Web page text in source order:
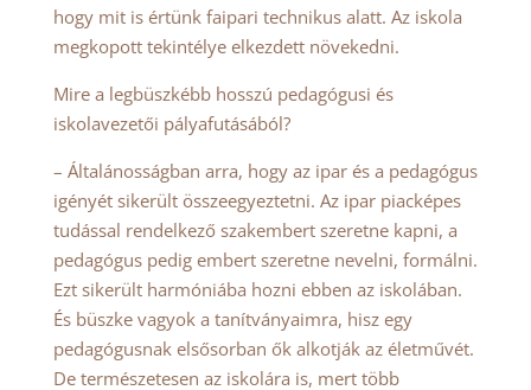
hogy mit is értünk faipari technikus alatt. Az iskola
megkopott tekintélye elkezdett növekedni.
Mire a legbüszkébb hosszú pedagógusi és
iskolavezetői pályafutásából?
– Általánosságban arra, hogy az ipar és a pedagógus
igényét sikerült összeegyeztetni. Az ipar piacképes
tudással rendelkező szakembert szeretne kapni, a
pedagógus pedig embert szeretne nevelni, formálni.
Ezt sikerült harmóniába hozni ebben az iskolában.
És büszke vagyok a tanítványaimra, hisz egy
pedagógusnak elsősorban ők alkotják az életművét.
De természetesen az iskolára is, mert több